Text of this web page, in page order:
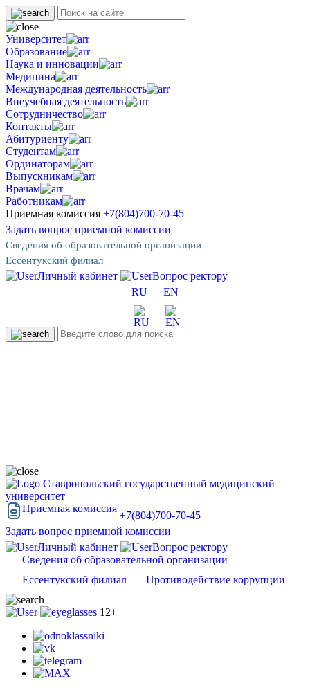
Университет
Образование
Наука и инновации
Медицина
Международная деятельность
Внеучебная деятельность
Сотрудничество
Контакты
Абитуриенту
Студентам
Ординаторам
Выпускникам
Врачам
Работникам
Приемная комиссия +7(804)700-70-45
Задать вопрос приемной комиссии
Сведения об образовательной организации
Ессентукский филиал
Личный кабинет
Вопрос ректору
RU
EN
Ставропольский государственный медицинский
университет
Приемная комиссия
+7(804)700-70-45
Задать вопрос приемной комиссии
Личный кабинет
Вопрос ректору
Сведения об образовательной организации
Ессентукский филиал
Противодействие коррупции
12+